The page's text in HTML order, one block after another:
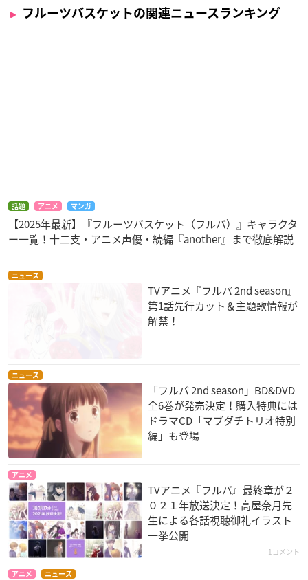
フルーツバスケットの関連ニュースランキング
話題 アニメ マンガ
【2025年最新】『フルーツバスケット（フルバ）』キャラクタ
ー一覧！十二支・アニメ声優・続編『another』まで徹底解説
ニュース
TVアニメ『フルバ 2nd season』
第1話先行カット＆主題歌情報が
解禁！
ニュース
「フルバ 2nd season」BD&DVD
全6巻が発売決定！購入特典には
ドラマCD「マブダチトリオ特別
編」も登場
アニメ
TVアニメ『フルバ』最終章が２
０２１年放送決定！高屋奈月先
生による各話視聴御礼イラスト
一挙公開
1コメント
アニメ ニュース